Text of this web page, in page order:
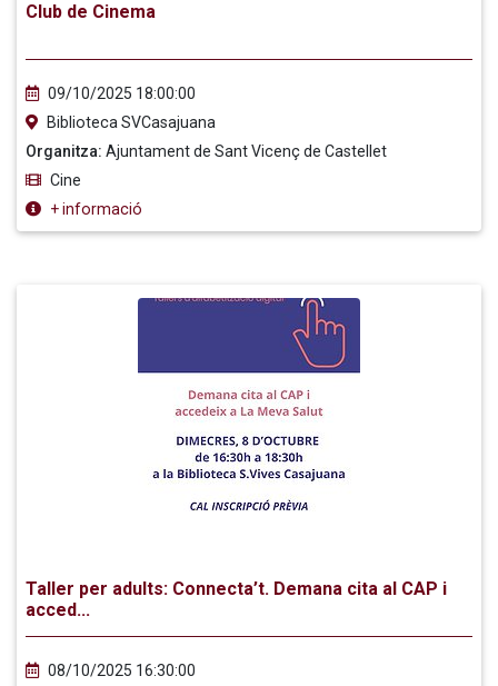
Club de Cinema
09/10/2025 18:00:00
Biblioteca SVCasajuana
Organitza: Ajuntament de Sant Vicenç de Castellet
Cine
+ informació
Taller per adults: Connecta’t. Demana cita al CAP i
acced...
08/10/2025 16:30:00